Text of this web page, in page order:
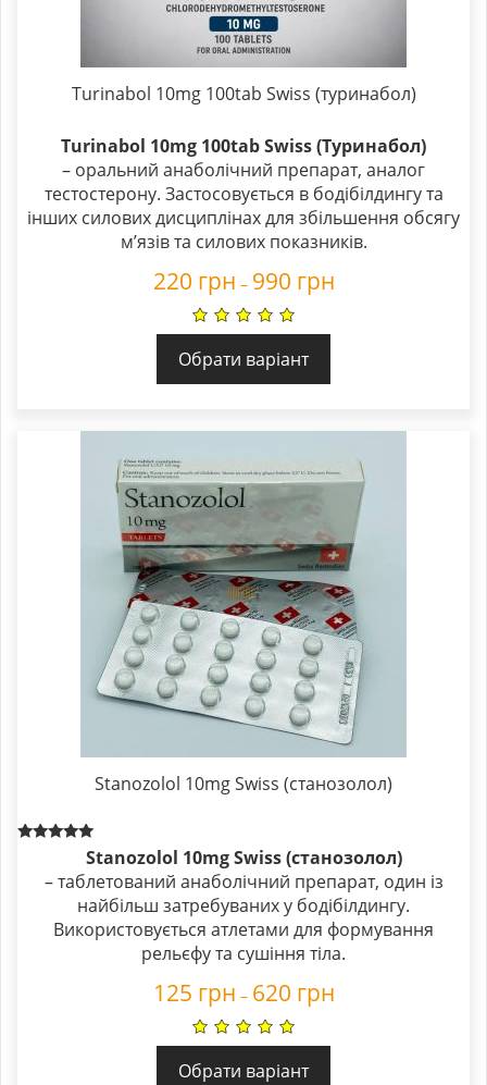
Turinabol 10mg 100tab Swiss (туринабол)
Turinabol 10mg 100tab Swiss (Туринабол)
– оральний анаболічний препарат, аналог
тестостерону. Застосовується в бодібілдингу та
інших силових дисциплінах для збільшення обсягу
м’язів та силових показників.
220 грн – 990 грн
Обрати варіант
Stanozolol 10mg Swiss (станозолол)
out of 5
Stanozolol 10mg Swiss(станозолол)
– таблетований анаболічний препарат, один із
найбільш затребуваних у бодібілдингу.
Використовується атлетами для формування
рельєфу та сушіння тіла.
125 грн – 620 грн
Обрати варіант